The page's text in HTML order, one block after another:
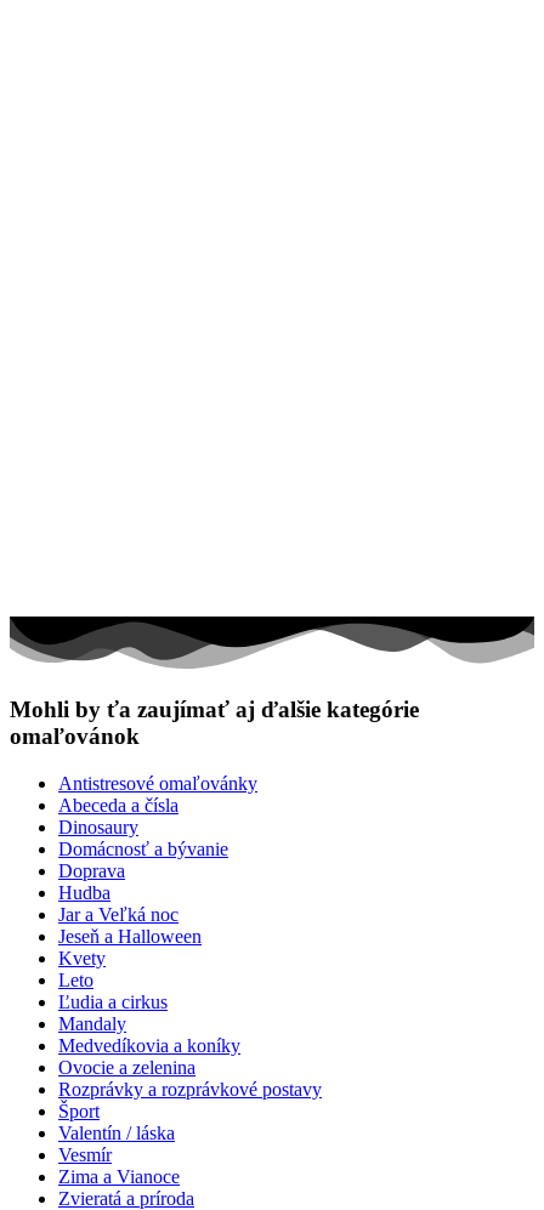
Mohli by ťa zaujímať aj ďalšie kategórie
omaľovánok
Antistresové omaľovánky
Abeceda a čísla
Dinosaury
Domácnosť a bývanie
Doprava
Hudba
Jar a Veľká noc
Jeseň a Halloween
Kvety
Leto
Ľudia a cirkus
Mandaly
Medvedíkovia a koníky
Ovocie a zelenina
Rozprávky a rozprávkové postavy
Šport
Valentín / láska
Vesmír
Zima a Vianoce
Zvieratá a príroda